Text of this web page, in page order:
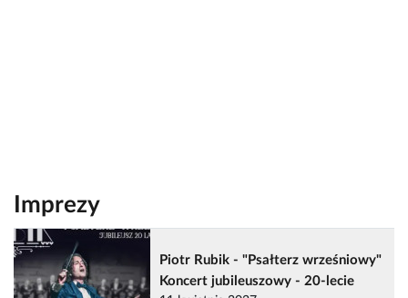
Imprezy
Piotr Rubik - "Psałterz wrześniowy"
Koncert jubileuszowy - 20-lecie